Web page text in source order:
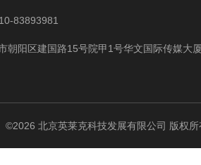
83893981
朝阳区建国路15号院甲1号华文国际传媒大
©2026 北京英莱克科技发展有限公司 版